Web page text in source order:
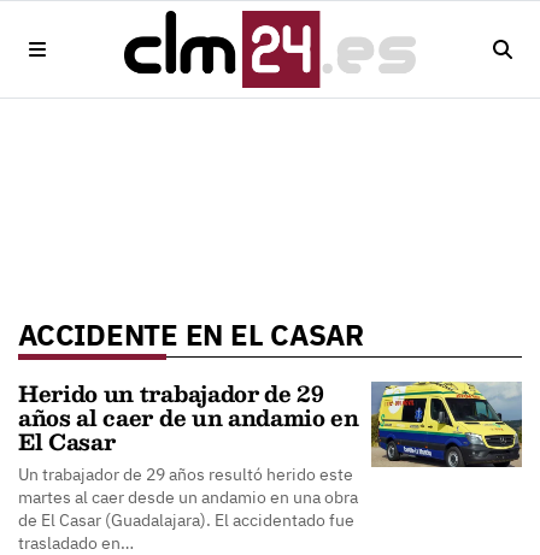
ACCIDENTE EN EL CASAR
Herido un trabajador de 29
años al caer de un andamio en
El Casar
Un trabajador de 29 años resultó herido este
martes al caer desde un andamio en una obra
de El Casar (Guadalajara). El accidentado fue
trasladado en…